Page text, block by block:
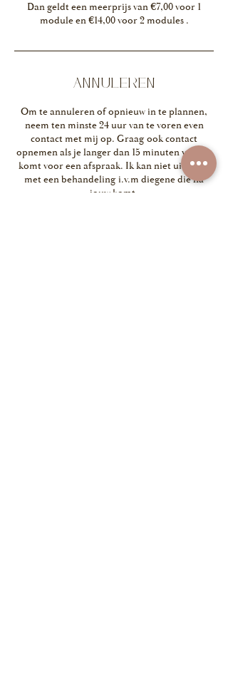
Dan geldt een meerprijs van €7,00 voor 1
ANNULEREN
Om te annuleren of opnieuw in te plannen,
neem ten minste 24 uur van te voren even
contact met mij op. Graag ook contact
opnemen als je langer dan 15 minuten verlaat
komt voor een afspraak. Ik kan niet uitlopen
met een behandeling i.v.m diegene die na
jouw komt.